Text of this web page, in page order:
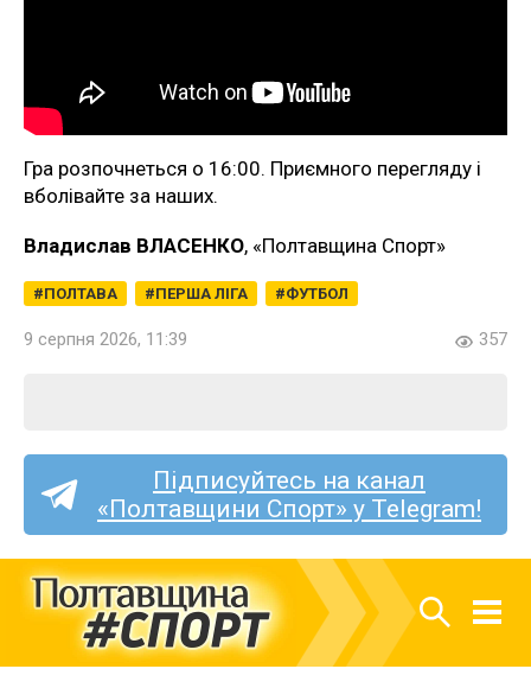
Гра розпочнеться о 16:00. Приємного перегляду і
вболівайте за наших.
Владислав ВЛАСЕНКО, «Полтавщина Спорт»
ПОЛТАВА ПЕРША ЛІГА ФУТБОЛ
9 серпня 2026, 11:39 357
Підписуйтесь на канал
«Полтавщини Спорт» у Telegram!